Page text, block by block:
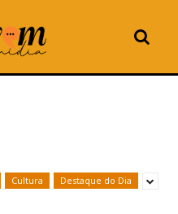
Cultura Destaque do Dia